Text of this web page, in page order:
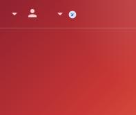
arrow_drop_down
person
arrow_drop_down